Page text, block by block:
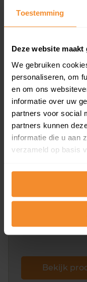
Toestemming
Deze website
We gebruiken
personaliseren, om
en om ons
informatie over uw
partners voor social
partners kunnen
informatie die u aan
verzameld op basis
Een overzicht van
en koopdatum)
Bekijk
Direct
Een uitgebreid
dit inclusief de
Bekijk